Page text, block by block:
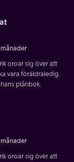
oroar sig över att
vara föräldraledig.
plånbok.
oroar sig över att